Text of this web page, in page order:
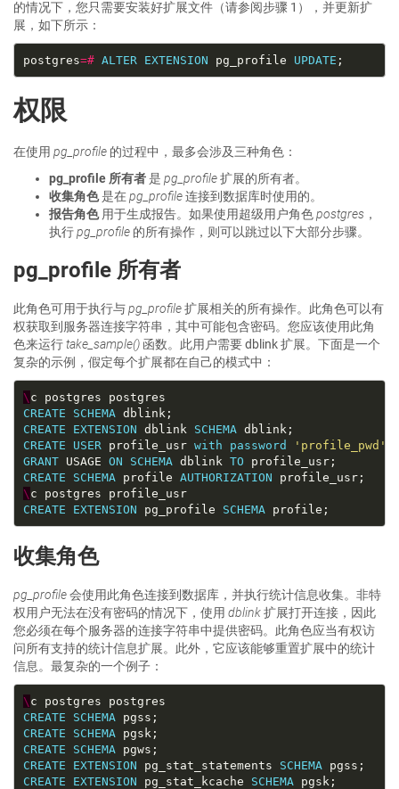
的情况下，您只需要安装好扩展文件（请参阅步骤 1），并更新扩
展，如下所示：
postgres=# ALTER EXTENSION pg_profile UPDATE
权限
在使用 pg_profile 的过程中，最多会涉及三种角色：
pg_profile 所有者是 pg_profile扩展的所有者。
收集角色是在pg_profile连接到数据库时使用的。
报告角色用于生成报告。如果使用超级用户角色postgres ，
执行pg_profile 的所有操作，则可以跳过以下大部分步骤。
pg_profile 所有者
此角色可用于执行与pg_profile扩展相关的所有操作。此角色可以有
权获取到服务器连接字符串，其中可能包含密码。您应该使用此角
色来运行take_sample() 函数。此用户需要 dblink 扩展。下面是一个
复杂的示例，假定每个扩展都在自己的模式中：
\
CREATE
SCHEMA
CREATE
EXTENSION dblink SCHEMA
CREATE
USER profile_usr with password 'profile_pwd'
GRANT USAGE ON SCHEMA dblink TO
CREATE
SCHEMA profile AUTHORIZATION
\
c postgres profile_usr
CREATE
EXTENSION pg_profile SCHEMA
收集角色
pg_profile会使用此角色连接到数据库，并执行统计信息收集。非特
权用户无法在没有密码的情况下，使用 dblink扩展打开连接，因此
您必须在每个服务器的连接字符串中提供密码。此角色应当有权访
问所有支持的统计信息扩展。此外，它应该能够重置扩展中的统计
信息。最复杂的一个例子：
\
CREATE
SCHEMA
CREATE
SCHEMA
CREATE
SCHEMA
CREATE
EXTENSION pg_stat_statements SCHEMA
CREATE
EXTENSION pg_stat_kcache SCHEMA